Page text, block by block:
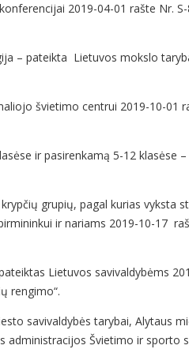
2019-04-01 rašte Nr. S-
– pateikta Lietuvos mokslo
švietimo centrui 2019-10-01
ir pasirenkamą 5-12 klasėse
grupių, pagal kurias vyksta
ir nariams 2019-10-17
Lietuvos savivaldybėms
rengimo“.
savivaldybės tarybai, Alytaus
Švietimo ir sporto